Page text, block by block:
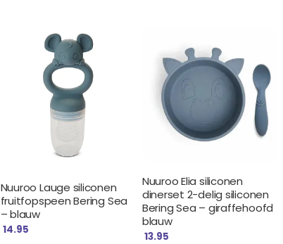
Nuuroo Lauge siliconen
fruitfopspeen Bering Sea
– blauw
14.95
Nuuroo Elia siliconen
dinerset 2-delig siliconen
Bering Sea – giraffehoofd
blauw
13.95